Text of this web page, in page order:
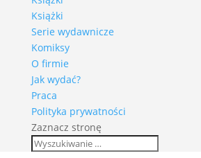
Książki
Serie wydawnicze
Komiksy
O firmie
Jak wydać?
Praca
Polityka prywatności
Zaznacz stronę